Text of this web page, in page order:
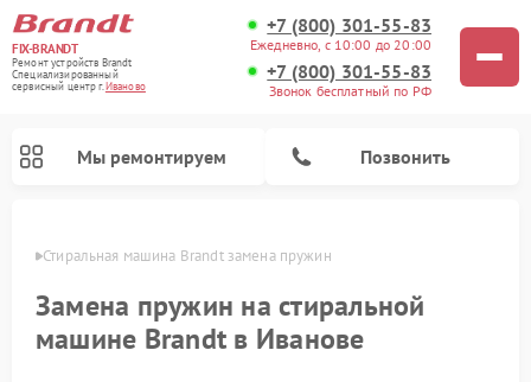
FIX-BRANDT
Ремонт устройств Brandt
Специализированный
cервисный центр г.Иваново
+7 (800) 301-55-83
Ежедневно, с 10:00 до 20:00
+7 (800) 301-55-83
Звонок бесплатный по РФ
Мы ремонтируем Позвонить
Стиральная машина Brandt замена пружин
Замена пружин на стиральной
машине Brandt в Иванове